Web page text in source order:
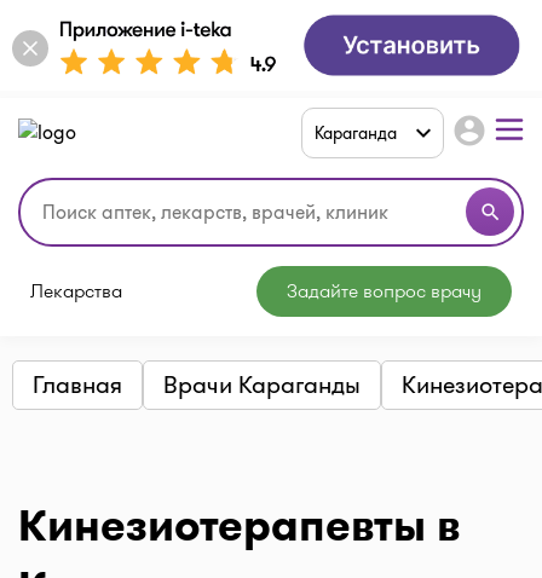
search
Караганда account_circle
Лекарства Задайте вопрос врачу
Главная Врачи Караганды
Кинезиотерапевты в